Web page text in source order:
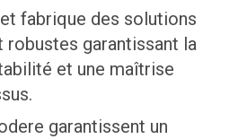
fabrique des solutions
robustes garantissant la
et une maîtrise
garantissent un